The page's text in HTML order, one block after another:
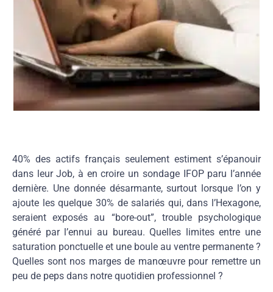
40% des actifs français seulement estiment s’épanouir
dans leur Job, à en croire un sondage IFOP paru l’année
dernière. Une donnée désarmante, surtout lorsque l’on y
ajoute les quelque 30% de salariés qui, dans l’Hexagone,
seraient exposés au “bore-out”, trouble psychologique
généré par l’ennui au bureau. Quelles limites entre une
saturation ponctuelle et une boule au ventre permanente ?
Quelles sont nos marges de manœuvre pour remettre un
peu de peps dans notre quotidien professionnel ?